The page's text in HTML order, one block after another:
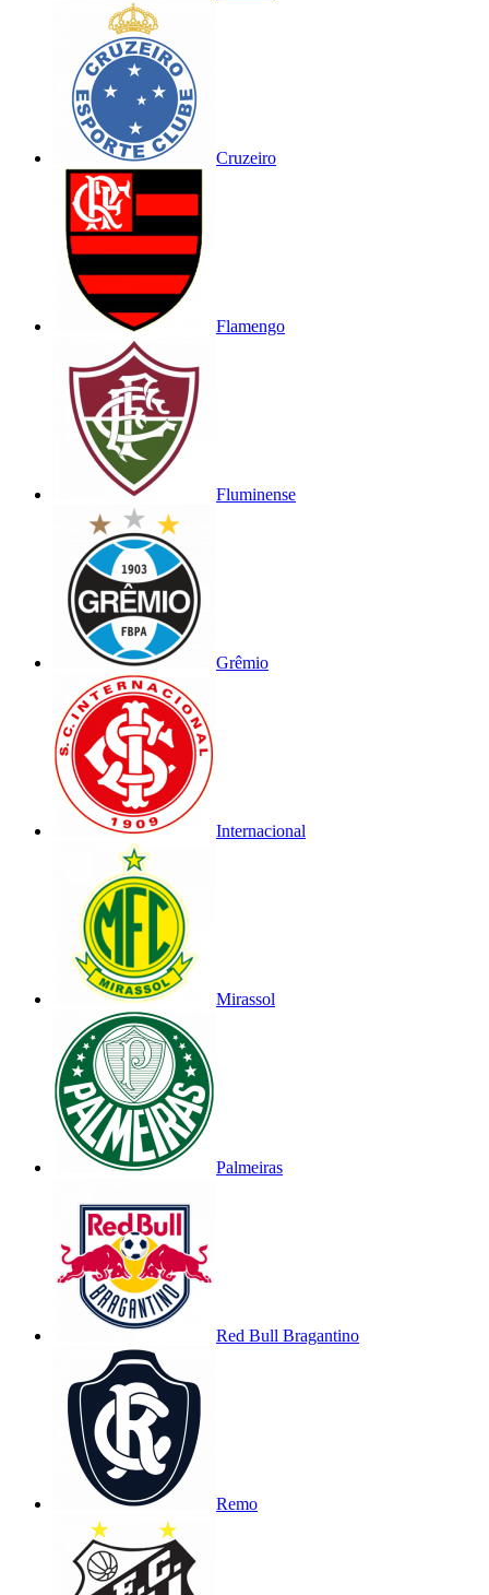
Cruzeiro
Flamengo
Fluminense
Grêmio
Internacional
Mirassol
Palmeiras
Red Bull Bragantino
Remo